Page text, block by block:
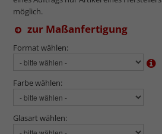
möglich.
zur Maßanfertigung
Format wählen:
Farbe wählen:
Glasart wählen: